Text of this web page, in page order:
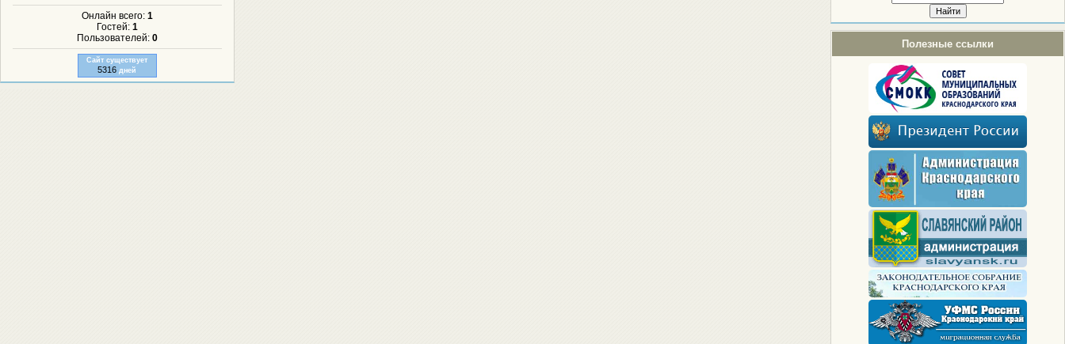
Онлайн всего: 1
Гостей: 1
Пользователей: 0
Сайт существует
5316 дней
Полезные ссылки